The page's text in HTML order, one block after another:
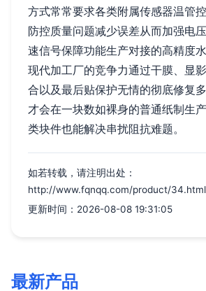
方式常常要求各类附属传感器温管
防控质量问题减少误差从而加强电
速信号保障功能生产对接的高精度
现代加工厂的竞争力通过干膜、显
合以及最后贴保护无情的彻底修复
才会在一块数如裸身的普通纸制生
类块件也能解决串扰阻抗难题。
如若转载，请注明出处：
http://www.fqnqq.com/product/34.html
更新时间：2026-08-08 19:31:05
最新产品